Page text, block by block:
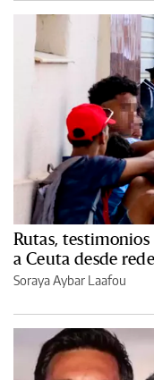
Rutas, testimonios
a Ceuta desde
Soraya Aybar Laafou